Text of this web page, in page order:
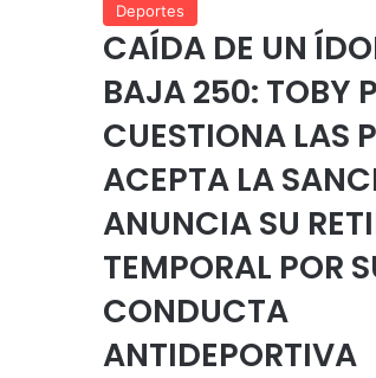
Deportes
CAÍDA DE UN
BAJA 250: TOBY
CUESTIONA LAS
ACEPTA LA
ANUNCIA SU
TEMPORAL POR
CONDUCTA
ANTIDEPORTIVA